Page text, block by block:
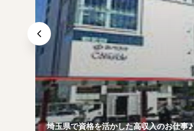
埼玉県で資格を活かした高収入のお仕事♪